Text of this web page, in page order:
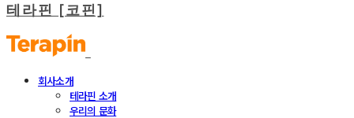
테라핀 [코핀]
회사소개
테라핀 소개
우리의 문화